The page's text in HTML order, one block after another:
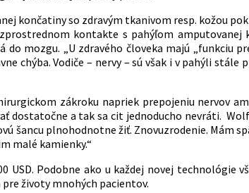
končatiny so zdravým tkanivom resp. kožou
kontakte s pahýľom amputovanej
do mozgu. „U zdravého človeka majú „funkciu
chýba. Vodiče – nervy – sú však i v pahýli
zákroku napriek prepojeniu nervov
dostatočne a tak sa cit jednoducho nevráti.
šancu plnohodnotne žiť. Znovuzrodenie. Mám
malé kamienky.“
USD. Podobne ako u každej novej technológie
životy mnohých pacientov.